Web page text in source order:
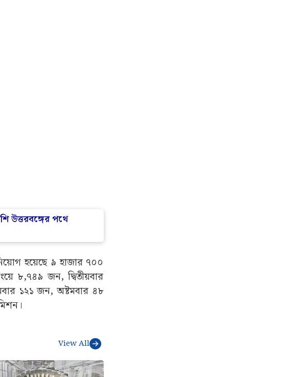
উত্তরবঙ্গের পথে
হয়েছে ৯ হাজার ৭০০
৮,৭৪৯ জন, দ্বিতীয়বার
১২১ জন, অষ্টমবার ৪৮
View All